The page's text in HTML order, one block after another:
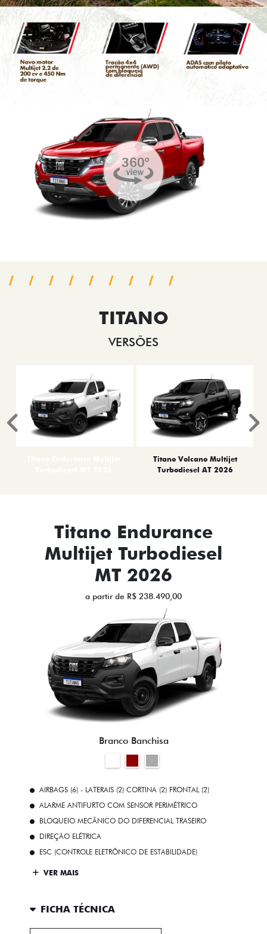
VISUALIZE O
VEÍCULO EM
360°
TITANO
VERSÕES
Titano Volcano Multijet
Turbodiesel AT 2026
Anterior
Titano Endurance
Multijet Turbodiesel
MT 2026
a partir de R$ 238.490,00
Branco Banchisa
AIRBAGS (6) - LATERAIS (2) CORTINA (2) FRONTAL (2)
ALARME ANTIFURTO COM SENSOR PERIMÉTRICO
BLOQUEIO MECÂNICO DO DIFERENCIAL TRASEIRO
DIREÇÃO ELÉTRICA
ESC (CONTROLE ELETRÔNICO DE ESTABILIDADE)
VER MAIS
FICHA TÉCNICA